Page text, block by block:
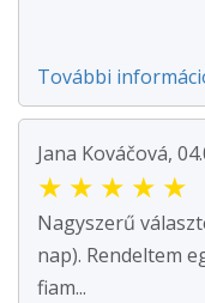
További
Jana Kováčová,
★ ★ ★ ★ ★
Nagyszerű
nap). Rendeltem
fiam...